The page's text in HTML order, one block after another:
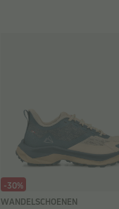
-30%
WANDELSCHOENEN